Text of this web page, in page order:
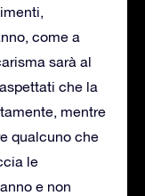
come a
sarà al
che la
mentre
qualcuno che
le
e non